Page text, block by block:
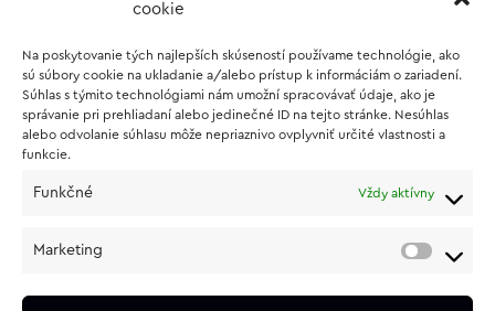
cookie
Na poskytovanie tých najlepších skúseností používame technológie, ako
sú súbory cookie na ukladanie a/alebo prístup k informáciám o zariadení.
Súhlas s týmito technológiami nám umožní spracovávať údaje, ako je
správanie pri prehliadaní alebo jedinečné ID na tejto stránke. Nesúhlas
alebo odvolanie súhlasu môže nepriaznivo ovplyvniť určité vlastnosti a
funkcie.
Funkčné Vždy aktívny
Marketing
Vernostný program
O NÁKUPE
Vrátenie a reklamácia tovaru